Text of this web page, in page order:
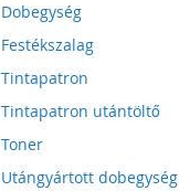
Dobegység
Festékszalag
Tintapatron
Tintapatron utántöltő
Toner
Utángyártott dobegység